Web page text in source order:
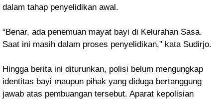
dalam tahap penyelidikan awal.
“Benar, ada penemuan mayat bayi di Kelurahan Sasa.
Saat ini masih dalam proses penyelidikan,” kata Sudirjo.
Hingga berita ini diturunkan, polisi belum mengungkap
identitas bayi maupun pihak yang diduga bertanggung
jawab atas pembuangan tersebut. Aparat kepolisian